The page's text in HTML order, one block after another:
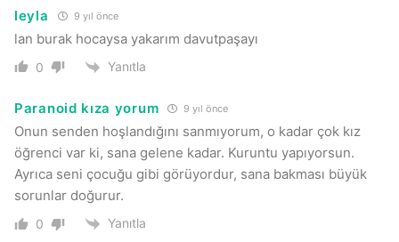
leyla 9 yıl önce
lan burak hocaysa yakarım davutpaşayı
0 Yanıtla
Paranoid kıza yorum 9 yıl önce
Onun senden hoşlandığını sanmıyorum, o kadar çok kız
öğrenci var ki, sana gelene kadar. Kuruntu yapıyorsun.
Ayrıca seni çocuğu gibi görüyordur, sana bakması büyük
sorunlar doğurur.
0 Yanıtla